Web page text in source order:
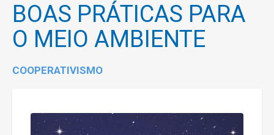
BOAS PRÁTICAS PARA
O MEIO AMBIENTE
COOPERATIVISMO